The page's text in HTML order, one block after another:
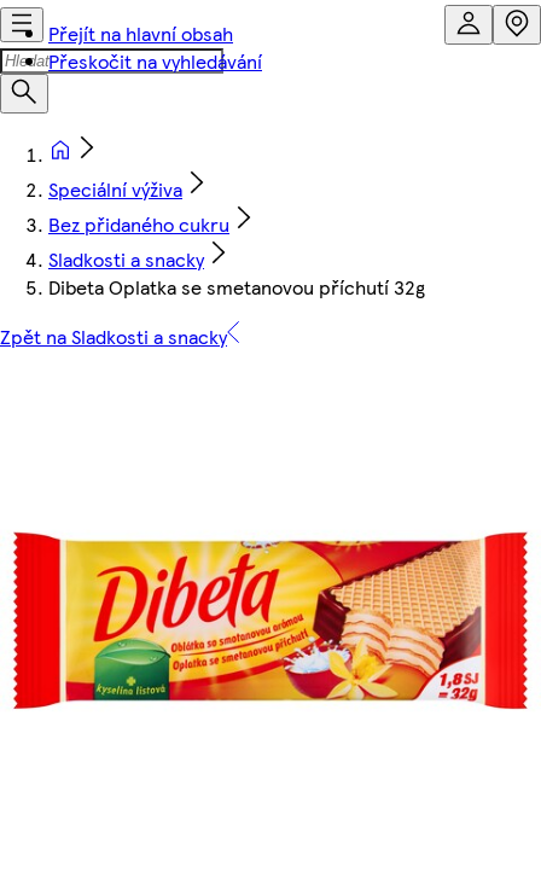
Přejít na hlavní obsah
Přeskočit na vyhledávání
Speciální výživa
Bez přidaného cukru
Sladkosti a snacky
Dibeta Oplatka se smetanovou příchutí 32g
Zpět na Sladkosti a snacky